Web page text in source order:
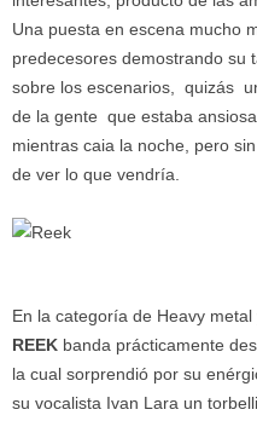
Una puesta en escena mucho
predecesores demostrando su
sobre los escenarios, quizás
de la gente que estaba
mientras caia la noche, pero
de ver lo que vendría.
En la categoría de Heavy
REEK banda prácticamente
la cual sorprendió por su
su vocalista Ivan Lara un